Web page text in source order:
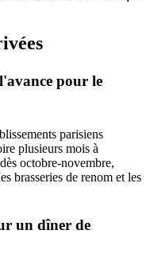
pour le
parisiens
plusieurs mois à
octobre-novembre,
brasseries de renom et les
un dîner de